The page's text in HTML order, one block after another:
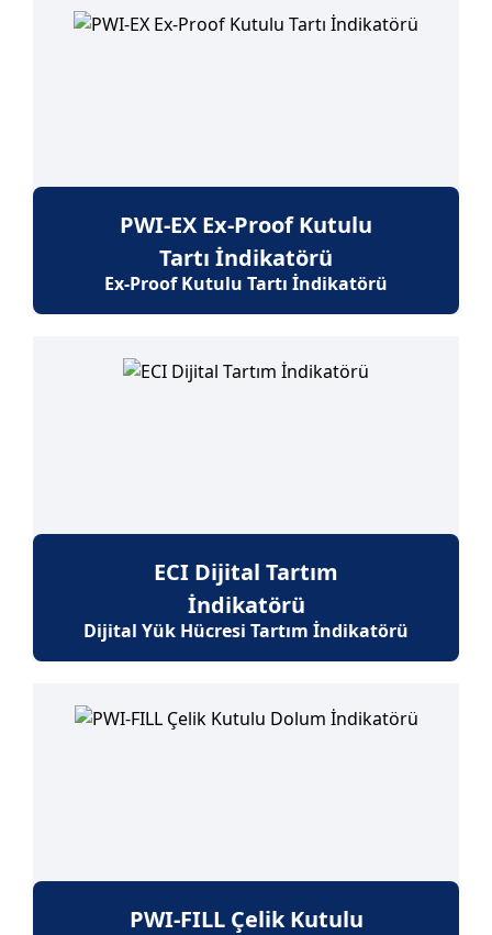
PWI-EX Ex-Proof Kutulu
Tartı İndikatörü
Ex-Proof Kutulu Tartı İndikatörü
ECI Dijital Tartım
İndikatörü
Dijital Yük Hücresi Tartım İndikatörü
PWI-FILL Çelik Kutulu